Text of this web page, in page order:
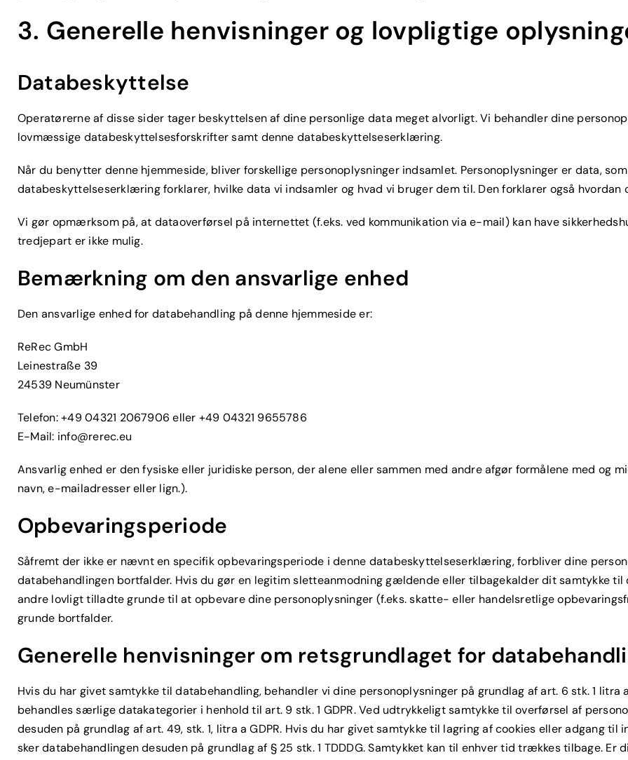
3. Generelle henvisninger og lovpligtige
Databeskyttelse
Operatørerne af disse sider tager beskyttelsen af dine personlige data meget alvorligt. Vi behandler dine
lovmæssige databeskyttelsesforskrifter samt denne databeskyttelseserklæring.
Når du benytter denne hjemmeside, bliver forskellige personoplysninger indsamlet. Personoplysninger er data,
databeskyttelseserklæring forklarer, hvilke data vi indsamler og hvad vi bruger dem til. Den forklarer også hvordan
Vi gør opmærksom på, at dataoverførsel på internettet (f.eks. ved kommunikation via e-mail) kan have
tredjepart er ikke mulig.
Bemærkning om den ansvarlige enhed
Den ansvarlige enhed for databehandling på denne hjemmeside er:
ReRec GmbH
Leinestraße 39
24539 Neumünster
Telefon: +49 04321 2067906 eller +49 04321 9655786
E-Mail: info@rerec.eu
Ansvarlig enhed er den fysiske eller juridiske person, der alene eller sammen med andre afgør formålene med og
navn, e-mailadresser eller lign.).
Opbevaringsperiode
Såfremt der ikke er nævnt en specifik opbevaringsperiode i denne databeskyttelseserklæring, forbliver dine
databehandlingen bortfalder. Hvis du gør en legitim sletteanmodning gældende eller tilbagekalder dit samtykke
andre lovligt tilladte grunde til at opbevare dine personoplysninger (f.eks. skatte- eller handelsretlige
grunde bortfalder.
Generelle henvisninger om retsgrundlaget for
Hvis du har givet samtykke til databehandling, behandler vi dine personoplysninger på grundlag af art. 6 stk. 1 litra
behandles særlige datakategorier i henhold til art. 9 stk. 1 GDPR. Ved udtrykkeligt samtykke til overførsel af
desuden på grundlag af art. 49, stk. 1, litra a GDPR. Hvis du har givet samtykke til lagring af cookies eller adgang
sker databehandlingen desuden på grundlag af § 25 stk. 1 TDDDG. Samtykket kan til enhver tid trækkes tilbage.